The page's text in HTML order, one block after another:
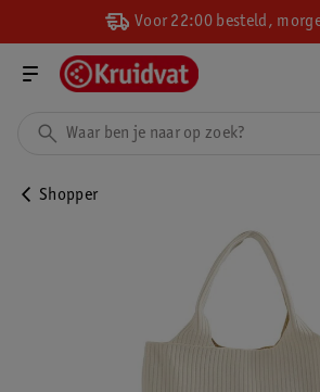
Voor 22:00 besteld,
Shopper